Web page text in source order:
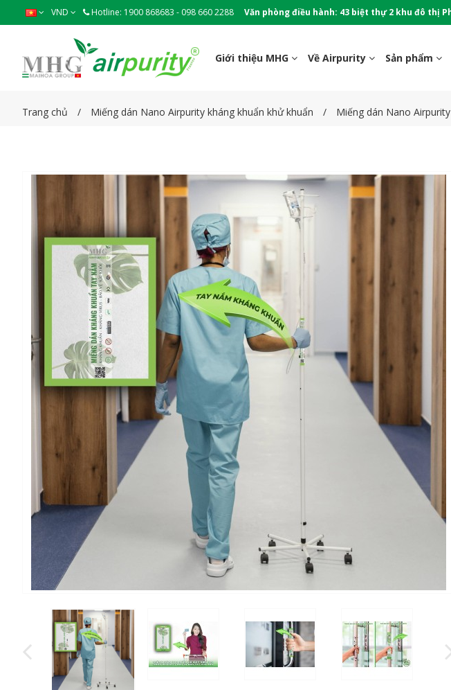
VND Hotline: 1900 868683 - 098 660 2288 Văn phòng điều hành: 43 biệt thự 2 khu đô thị
Giới thiệu MHG Về Airpurity Sản phẩm
Trang chủ Miếng dán Nano Airpurity kháng khuẩn khử khuẩn Miếng dán Nano